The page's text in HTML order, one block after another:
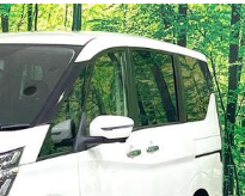
ＴＣ（千葉県）